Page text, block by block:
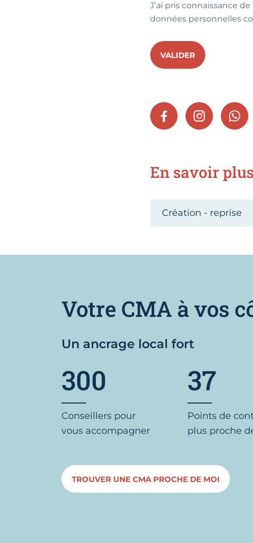
J’ai pris connaissance
données personnelles
VALIDER
FACEBOOKINSTAGRAM
En savoir
Création - reprise
Votre CMA à vos
Un ancrage local fort
300
Conseillers pour
vous accompagner
37
Points de
plus proche
TROUVER UNE CMA PROCHE DE MOI